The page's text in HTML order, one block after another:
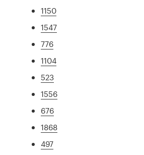
1150
1547
776
1104
523
1556
676
1868
497